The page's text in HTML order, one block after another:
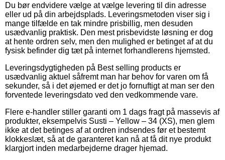
Du bør endvidere vælge at vælge levering til din adresse
eller ud på din arbejdsplads. Leveringsmetoden viser sig i
mange tilfælde en tak mindre prisbillig, men desuden
usædvanlig praktisk. Den mest prisbevidste løsning er dog
at hente ordren selv, men den mulighed er betinget af at du
fysisk befinder dig tæt på internet forhandlerens hjemsted.
Leveringsdygtigheden på Best selling products er
usædvanlig aktuel såfremt man har behov for varen om få
sekunder, så i det øjemed er det jo fornuftigt at man ser den
forventede leveringsdato ved den vedkommende vare.
Flere e-handler stiller garanti om 1 dags fragt på massevis af
produkter, eksempelvis Susti – Yellow – 34 (XS), men glem
ikke at det betinges af at ordren indsendes før et bestemt
klokkeslæt, så at de garanteret kan nå at få dit nye produkt
klargjort inden medarbejderne drager hjemad.